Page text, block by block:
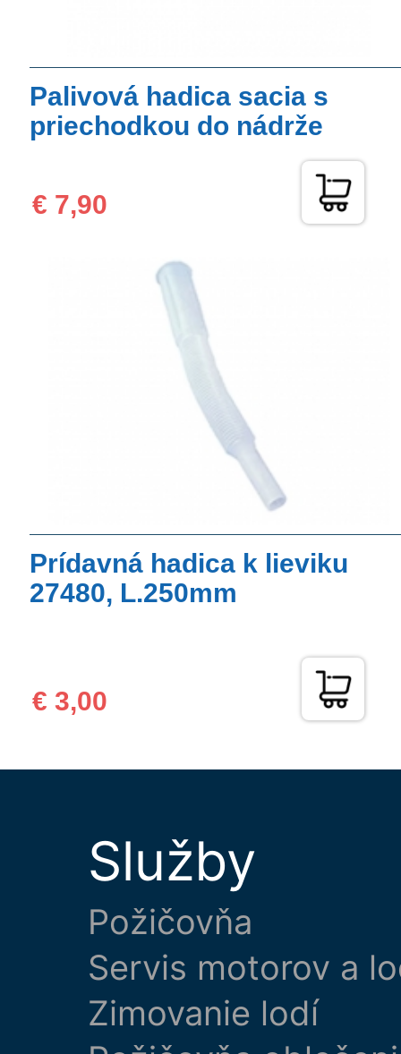
Palivová hadica sacia s
priechodkou do nádrže
€ 7,90
Prídavná hadica k lieviku
27480, L.250mm
€ 3,00
Služby
Požičovňa
Servis motorov a
Zimovanie lodí